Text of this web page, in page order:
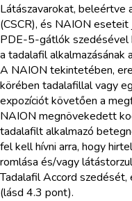
Látászavarokat, beleértve
(CSCR), és NAION
PDE-5-gátlók szedésével
a tadalafil alkalmazásának
A NAION tekintetében,
körében tadalafillal vagy
expozíciót követően a
NAION megnövekedett
tadalafilt alkalmazó
fel kell hívni arra, hogy
romlása és/vagy
Tadalafil Accord szedését,
(lásd 4.3 pont).